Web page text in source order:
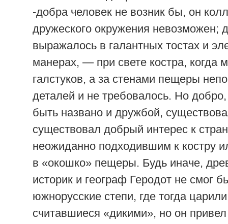
-добра человек не возник бы, он
дружеского окружения невозможен;
выражалось в галантных тостах и
манерах, — при свете костра, когда
галстуков, а за стенами пещеры
деталей и не требовалось. Но
быть названо и дружбой,
существовал добрый интерес к
неожиданно подходившим к костру
в «окошко» пещеры. Будь иначе,
историк и географ Геродот не смог
южнорусские степи, где тогда
считавшиеся «дикими», но он